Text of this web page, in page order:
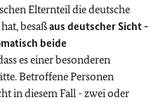
Elternteil die deutsche
besaßaus deutscher Sicht -
beide
es einer besonderen
Betroffene Personen
in diesem Fall - zwei oder